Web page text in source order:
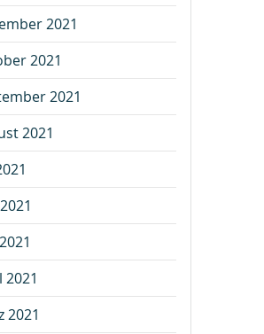
2021
2021
2021
2021
2021
2021